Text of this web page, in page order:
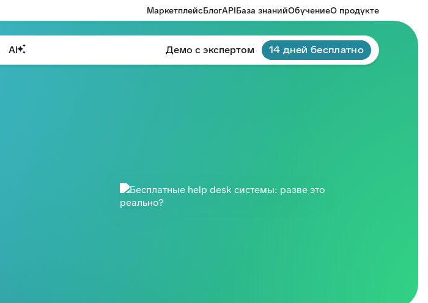
МаркетплейсБлогAPIБаза знанийОбучениеО продукте
AI Демо с экспертом 14 дней бесплатно